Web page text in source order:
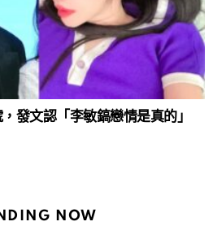
發文認「李敏鎬戀情是真的」
NOW